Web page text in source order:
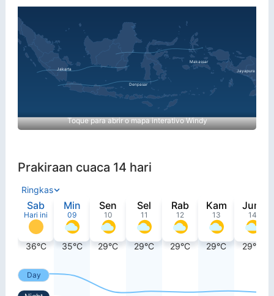
Toque para abrir o mapa interativo Windy
Prakiraan cuaca 14 hari
Ringkas
Sab
Hari ini
36°C
Min
09
35°C
Sen
10
29°C
Sel
11
29°C
Rab
12
29°C
Kam
13
29°C
Jum
14
29°C
Day